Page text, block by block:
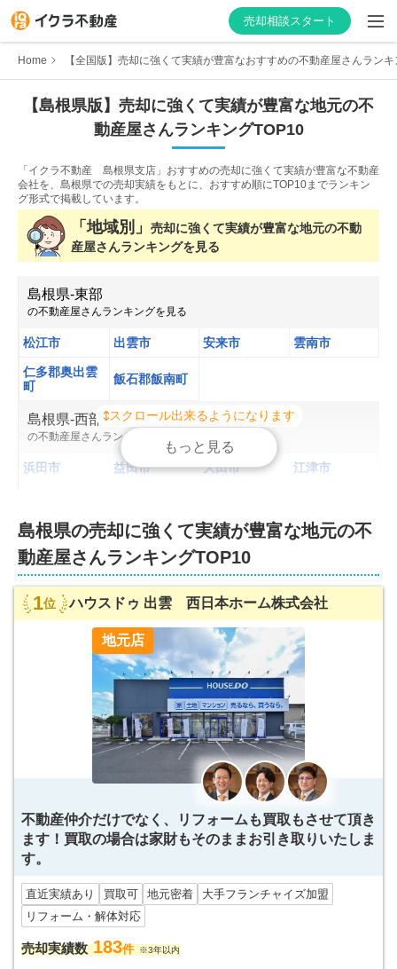
売却相談スタート
はじめての方へ
不動産会社を探す
物件の価格を知る
不動産会社向け情報
Home 【全国版】売却に強くて実績が豊富なおすすめの不動産屋さんランキ
【島根県版】 売却に強くて実績が豊富な地元の不
動産屋さんランキングTOP10
「イクラ不動産 島根県支店」おすすめの売却に強くて実績が豊富な不動産
会社を、 島根県での売却実績をもとに、おすすめ順にTOP10までランキン
グ形式で掲載しています。
「地域別」 売却に強くて実績が豊富な地元の不動
産屋さんランキングを見る
島根県-東部
の不動産屋さんランキングを見る
松江市 出雲市 安来市 雲南市
仁多郡奥出雲
町
飯石郡飯南町
スクロール出来るようになります
もっと見る
島根県-西部
の不動産屋さんランキングを見る
浜田市 益田市 大田市 江津市
鹿足郡吉賀町
スクロール出来るようになります
もっと見る
島根県-隠岐
隠岐郡海士町
隠岐郡西ノ島
町
隠岐郡知夫村
隠岐郡隠岐の
島町
スクロール出来るようになります
もっと見る
島根県の売却に強くて実績が豊富な地元の不
動産屋さんランキングTOP10
1位 ハウスドゥ 出雲 西日本ホーム株式会社
地元店
不動産仲介だけでなく、リフォームも買取もさせて頂き
ます！買取の場合は家財もそのままお引き取りいたしま
す。
直近実績あり 買取可 地元密着
大手フランチャイズ加盟
リフォーム・解体対応
売却実績数 183件 ※3年以内